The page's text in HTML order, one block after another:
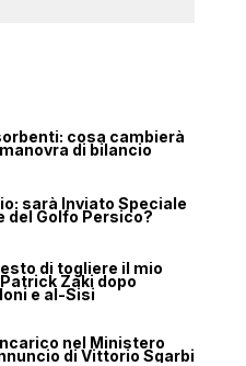
cosa cambierà
di bilancio
sarà Inviato Speciale
del Golfo Persico?
di togliere il mio
Zaki dopo
e al-Sisi
nel Ministero
di Vittorio Sgarbi